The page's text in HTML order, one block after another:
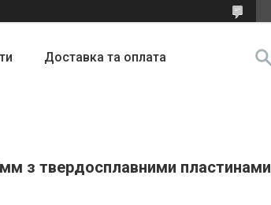
Доставка та оплата
з твердосплавними пластинами